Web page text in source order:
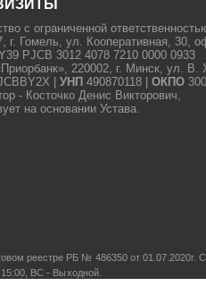
с ограниченной
г. Гомель, ул. Кооперативная, 30,
PJCB 3012 4078 7210 0000 0933
220002, г. Минск, ул. В.
|УНП 490870118 |ОКПО
- Косточко Денис Викторович,
на основании Устава.
реестре РБ № 486350 от 01.07.2020г.
ВС - Выходной.